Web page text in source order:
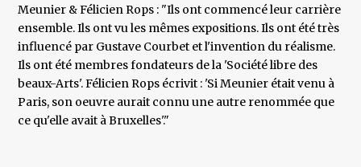
Meunier & Félicien Rops : "Ils ont commencé leur carrière
ensemble. Ils ont vu les mêmes expositions. Ils ont été très
influencé par Gustave Courbet et l'invention du réalisme.
Ils ont été membres fondateurs de la 'Société libre des
beaux-Arts'. Félicien Rops écrivit : 'Si Meunier était venu à
Paris, son oeuvre aurait connu une autre renommée que
ce qu'elle avait à Bruxelles'."